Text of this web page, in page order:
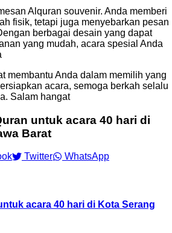
Alquran souvenir. Anda memberi
fisik, tetapi juga menyebarkan pesan
berbagai desain yang dapat
yang mudah, acara spesial Anda
membantu Anda dalam memilih yang
acara, semoga berkah selalu
Salam hangat
untuk acara 40 hari di
Barat
Twitter WhatsApp
acara 40 hari di Kota Serang